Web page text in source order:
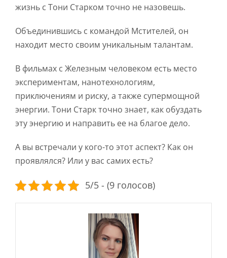
жизнь с Тони Старком точно не назовешь.
Объединившись с командой Мстителей, он
находит место своим уникальным талантам.
В фильмах с Железным человеком есть место
экспериментам, нанотехнологиям,
приключениям и риску, а также супермощной
энергии. Тони Старк точно знает, как обуздать
эту энергию и направить ее на благое дело.
А вы встречали у кого-то этот аспект? Как он
проявлялся? Или у вас самих есть?
5/5 - (9 голосов)